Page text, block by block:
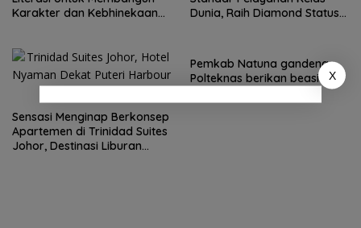
Karakter dan Kebhinekaan
Dunia, Raih Diamond Status
Sensasi Menginap Berkonsep
Apartemen di Trinidad Suites
Johor, Destinasi Liburan
Pemkab Natuna gandeng
Polteknas berikan beasiswa
X